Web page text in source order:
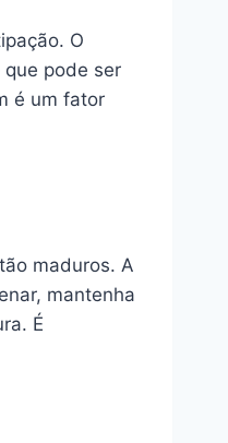
O
pode ser
é um fator
maduros. A
mantenha
É